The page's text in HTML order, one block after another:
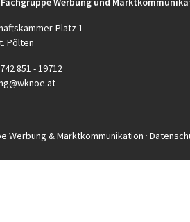
Platz 1
Pölten
851 - 19712
Werbung & Marktkommunikation ·